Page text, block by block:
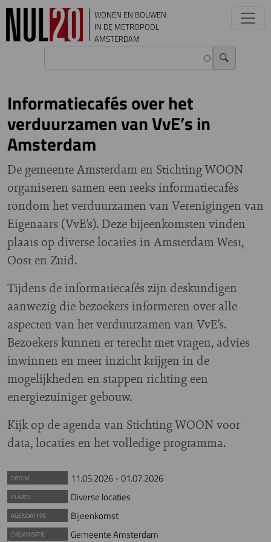
Overslaan en naar de inhoud gaan
WONEN EN BOUWEN
IN DE METROPOOL
AMSTERDAM
Informatiecafés over het
verduurzamen van VvE’s in
Amsterdam
De gemeente Amsterdam en Stichting WOON
organiseren samen een reeks informatiecafés
rondom het verduurzamen van Verenigingen van
Eigenaars (VvE’s). Deze bijeenkomsten vinden
plaats op diverse locaties in Amsterdam West,
Oost en Zuid.
Tijdens de informatiecafés zijn deskundigen
aanwezig die bezoekers informeren over alle
aspecten van het verduurzamen van VvE’s.
Bezoekers kunnen er terecht met vragen, advies
inwinnen en meer inzicht krijgen in de
mogelijkheden en stappen richting een
energiezuiniger gebouw.
Kijk op de agenda van Stichting WOON voor
data, locaties en het volledige programma.
DATUM 11.05.2026-01.07.2026
PLAATS Diverse locaties
AGENDATYPE Bijeenkomst
ORGANISATIE
Gemeente Amsterdam